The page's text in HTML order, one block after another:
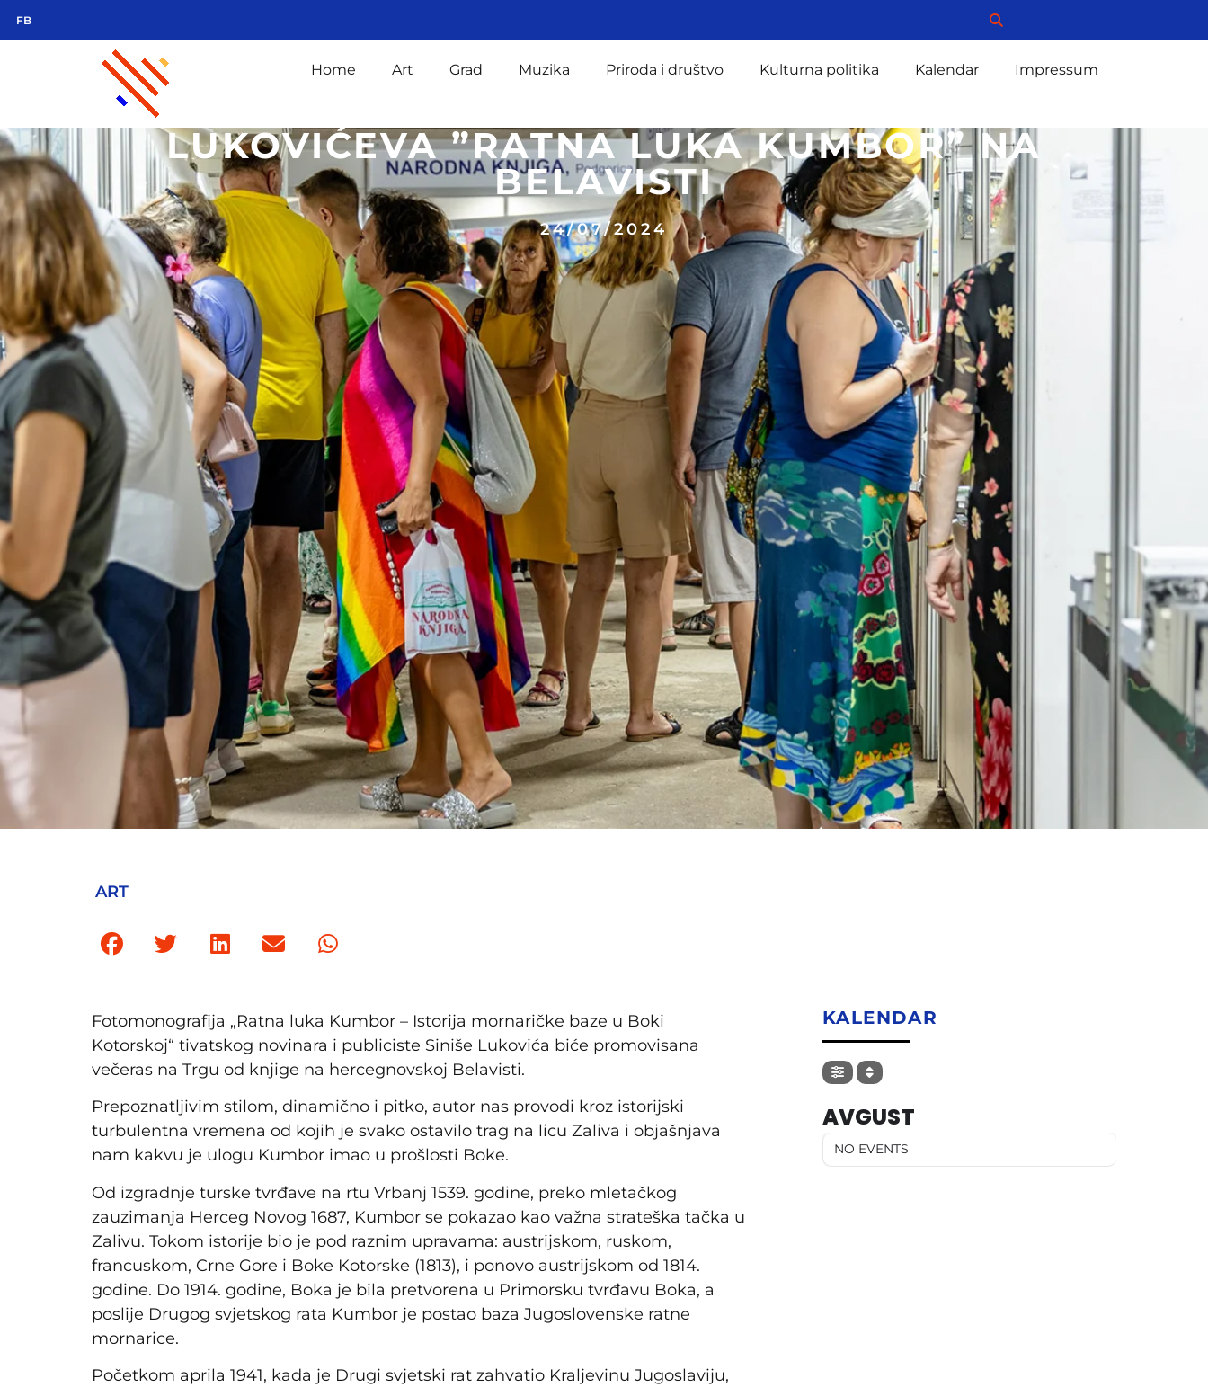
FB
Home Art Grad Muzika Priroda i društvo Kulturna politika Kalendar Impressum
LUKOVIĆEVA ”RATNA LUKA KUMBOR” NA
BELAVISTI
24/07/2024
ART
Fotomonografija „Ratna luka Kumbor – Istorija mornaričke baze u Boki
Kotorskoj“ tivatskog novinara i publiciste Siniše Lukovića biće promovisana
večeras na Trgu od knjige na hercegnovskoj Belavisti.
Prepoznatljivim stilom, dinamično i pitko, autor nas provodi kroz istorijski
turbulentna vremena od kojih je svako ostavilo trag na licu Zaliva i objašnjava
nam kakvu je ulogu Kumbor imao u prošlosti Boke.
Od izgradnje turske tvrđave na rtu Vrbanj 1539. godine, preko mletačkog
zauzimanja Herceg Novog 1687, Kumbor se pokazao kao važna strateška tačka u
Zalivu. Tokom istorije bio je pod raznim upravama: austrijskom, ruskom,
francuskom, Crne Gore i Boke Kotorske (1813), i ponovo austrijskom od 1814.
godine. Do 1914. godine, Boka je bila pretvorena u Primorsku tvrđavu Boka, a
poslije Drugog svjetskog rata Kumbor je postao baza Jugoslovenske ratne
mornarice.
Početkom aprila 1941, kada je Drugi svjetski rat zahvatio Kraljevinu Jugoslaviju,
KALENDAR
AVGUST
NO EVENTS